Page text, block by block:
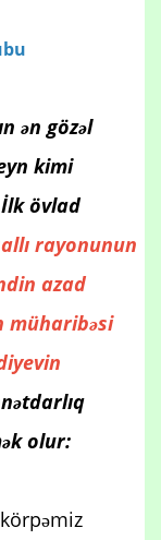
ən gözəl
kimi
İlk övlad
rayonunun
azad
müharibəsi
olur: